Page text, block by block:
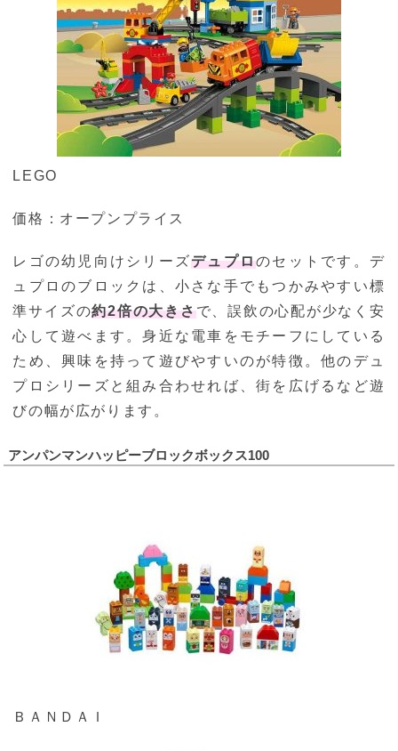
LEGO
価格：オープンプライス
レゴの幼児向けシリーズデュプロのセットです。デ
ュプロのブロックは、小さな手でもつかみやすい標
準サイズの約2倍の大きさで、誤飲の心配が少なく安
心して遊べます。身近な電車をモチーフにしている
ため、興味を持って遊びやすいのが特徴。他のデュ
プロシリーズと組み合わせれば、街を広げるなど遊
びの幅が広がります。
アンパンマンハッピーブロックボックス100
ＢＡＮＤＡＩ